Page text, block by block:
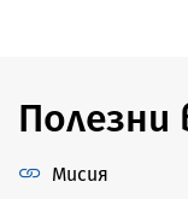
Полезни
Мисия